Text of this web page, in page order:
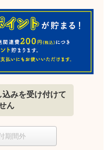
みを受け付けて
ん
期間外